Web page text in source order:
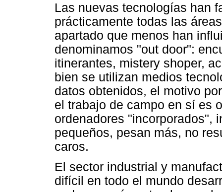
Las nuevas tecnologías han
prácticamente todas las
apartado que menos han
denominamos "out door":
itinerantes, mistery shoper,
bien se utilizan medios
datos obtenidos, el motivo
el trabajo de campo en sí es
ordenadores "incorporados",
pequeños, pesan más, no
caros.
El sector industrial y
difícil en todo el mundo